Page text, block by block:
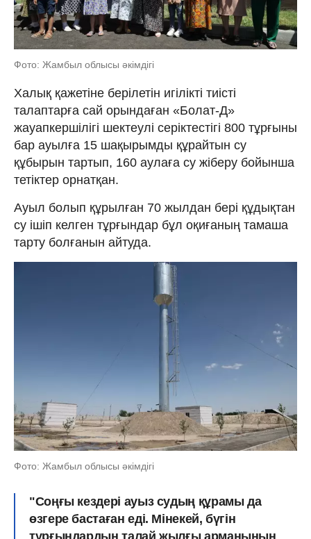
Фото: Жамбыл облысы әкімдігі
Халық қажетіне берілетін игілікті тиісті
талаптарға сай орындаған «Болат-Д»
жауапкершілігі шектеулі серіктестігі 800 тұрғыны
бар ауылға 15 шақырымды құрайтын су
құбырын тартып, 160 аулаға су жіберу бойынша
тетіктер орнатқан.
Ауыл болып құрылған 70 жылдан бері құдықтан
су ішіп келген тұрғындар бұл оқиғаның тамаша
тарту болғанын айтуда.
Фото: Жамбыл облысы әкімдігі
"Соңғы кездері ауыз судың құрамы да
өзгере бастаған еді. Мінекей, бүгін
тұрғындардың талай жылғы арманының